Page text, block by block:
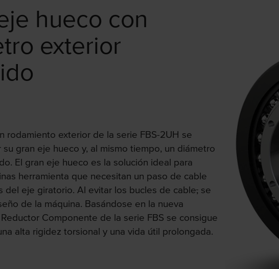
hueco con
exterior
rodamiento exterior de la serie FBS-2UH se
gran eje hueco y, al mismo tiempo, un diámetro
El gran eje hueco es la solución ideal para
herramienta que necesitan un paso de cable
del eje giratorio. Al evitar los bucles de cable, se
de la máquina. Basándose en la nueva
Componente de la serie FBS se consigue
alta rigidez torsional y una vida útil prolongada.